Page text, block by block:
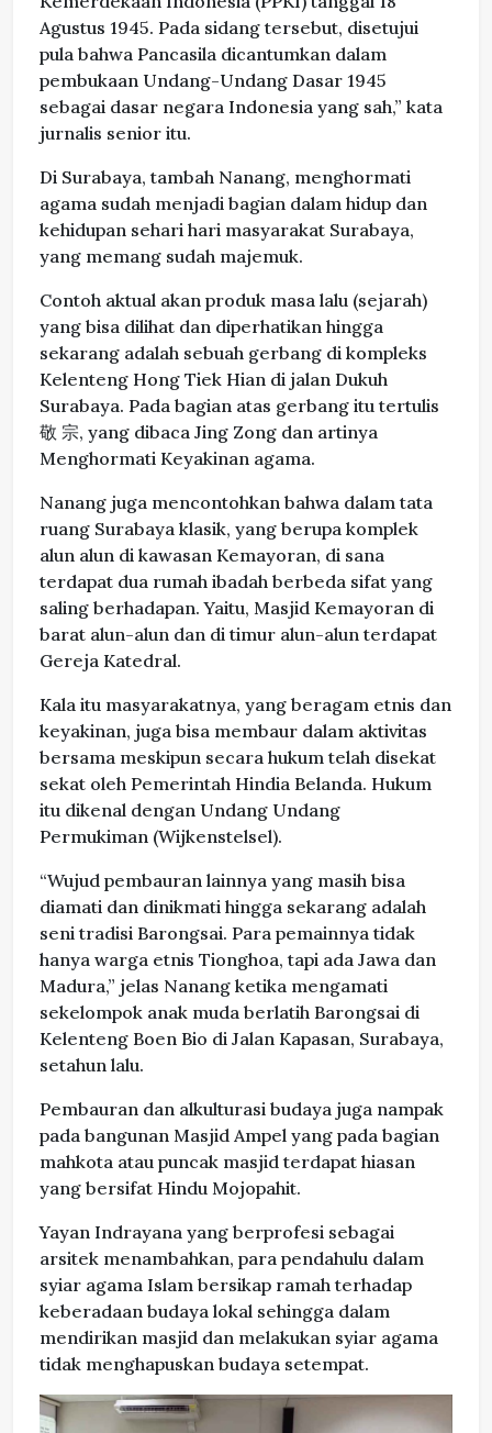
Agustus 1945. Pada sidang tersebut, disetujui
pula bahwa Pancasila dicantumkan dalam
pembukaan Undang-Undang Dasar 1945
sebagai dasar negara Indonesia yang sah,” kata
jurnalis senior itu.
Di Surabaya, tambah Nanang, menghormati
agama sudah menjadi bagian dalam hidup dan
kehidupan sehari hari masyarakat Surabaya,
yang memang sudah majemuk.
Contoh aktual akan produk masa lalu (sejarah)
yang bisa dilihat dan diperhatikan hingga
sekarang adalah sebuah gerbang di kompleks
Kelenteng Hong Tiek Hian di jalan Dukuh
Surabaya. Pada bagian atas gerbang itu tertulis
敬 宗, yang dibaca Jing Zong dan artinya
Menghormati Keyakinan agama.
Nanang juga mencontohkan bahwa dalam tata
ruang Surabaya klasik, yang berupa komplek
alun alun di kawasan Kemayoran, di sana
terdapat dua rumah ibadah berbeda sifat yang
saling berhadapan. Yaitu, Masjid Kemayoran di
barat alun-alun dan di timur alun-alun terdapat
Gereja Katedral.
Kala itu masyarakatnya, yang beragam etnis dan
keyakinan, juga bisa membaur dalam aktivitas
bersama meskipun secara hukum telah disekat
sekat oleh Pemerintah Hindia Belanda. Hukum
itu dikenal dengan Undang Undang
Permukiman (Wijkenstelsel).
“Wujud pembauran lainnya yang masih bisa
diamati dan dinikmati hingga sekarang adalah
seni tradisi Barongsai. Para pemainnya tidak
hanya warga etnis Tionghoa, tapi ada Jawa dan
Madura,” jelas Nanang ketika mengamati
sekelompok anak muda berlatih Barongsai di
Kelenteng Boen Bio di Jalan Kapasan, Surabaya,
setahun lalu.
Pembauran dan alkulturasi budaya juga nampak
pada bangunan Masjid Ampel yang pada bagian
mahkota atau puncak masjid terdapat hiasan
yang bersifat Hindu Mojopahit.
Yayan Indrayana yang berprofesi sebagai
arsitek menambahkan, para pendahulu dalam
syiar agama Islam bersikap ramah terhadap
keberadaan budaya lokal sehingga dalam
mendirikan masjid dan melakukan syiar agama
tidak menghapuskan budaya setempat.